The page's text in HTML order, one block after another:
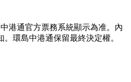
港通官方票務系統顯示為准。內
環島中港通保留最終決定權。